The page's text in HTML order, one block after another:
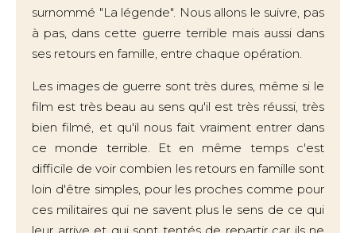
surnommé "La légende". Nous allons le suivre, pas
à pas, dans cette guerre terrible mais aussi dans
ses retours en famille, entre chaque opération.
Les images de guerre sont très dures, même si le
film est très beau au sens qu'il est très réussi, très
bien filmé, et qu'il nous fait vraiment entrer dans
ce monde terrible. Et en même temps c'est
difficile de voir combien les retours en famille sont
loin d'être simples, pour les proches comme pour
ces militaires qui ne savent plus le sens de ce qui